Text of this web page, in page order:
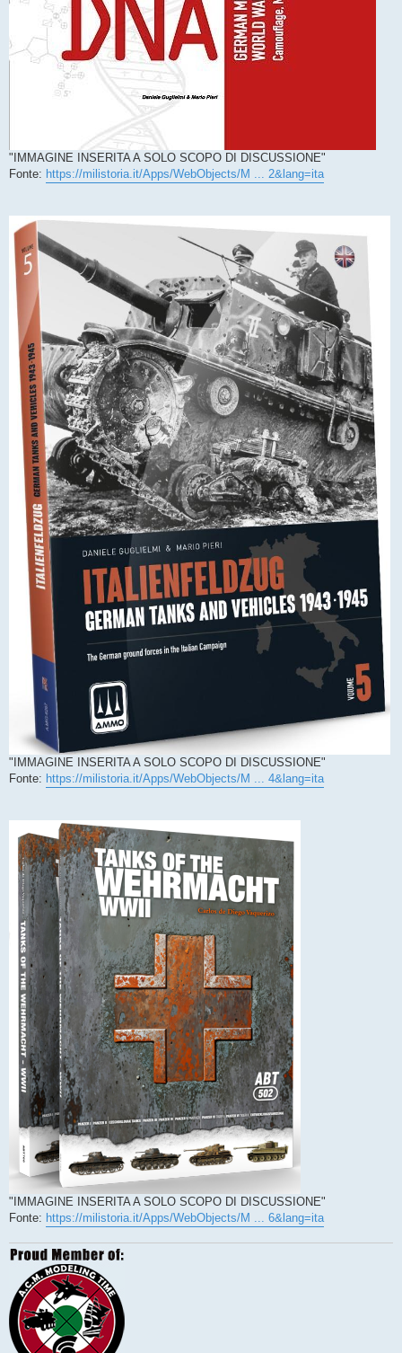
"IMMAGINE INSERITA A SOLO SCOPO DI DISCUSSIONE"
Fonte: https://milistoria.it/Apps/WebObjects/M ... 2&lang=ita
"IMMAGINE INSERITA A SOLO SCOPO DI DISCUSSIONE"
Fonte: https://milistoria.it/Apps/WebObjects/M ... 4&lang=ita
"IMMAGINE INSERITA A SOLO SCOPO DI DISCUSSIONE"
Fonte: https://milistoria.it/Apps/WebObjects/M ... 6&lang=ita